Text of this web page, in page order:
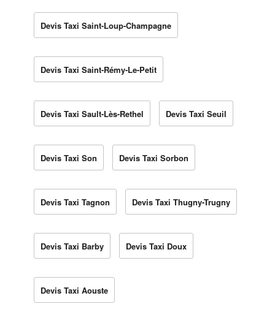
Devis Taxi Saint-Loup-Champagne
Devis Taxi Saint-Rémy-Le-Petit
Devis Taxi Sault-Lès-Rethel Devis Taxi Seuil
Devis Taxi Son Devis Taxi Sorbon
Devis Taxi Tagnon Devis Taxi Thugny-Trugny
Devis Taxi Barby Devis Taxi Doux
Devis Taxi Aouste